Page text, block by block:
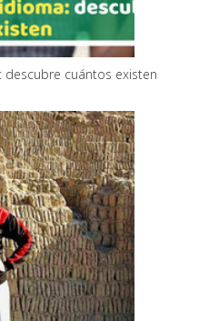
cuántos existen